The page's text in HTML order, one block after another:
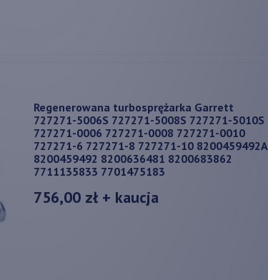
Regenerowana turbosprężarka Garrett
727271-5006S 727271-5008S 727271-5010S
727271-0006 727271-0008 727271-0010
727271-6 727271-8 727271-10 8200459492A
8200459492 8200636481 8200683862
7711135833 7701475183
756,00 zł + kaucja